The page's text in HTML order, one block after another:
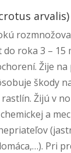
arvalis)
roka 3 – 15
Žije na
škody
Žijú v
a
Pri